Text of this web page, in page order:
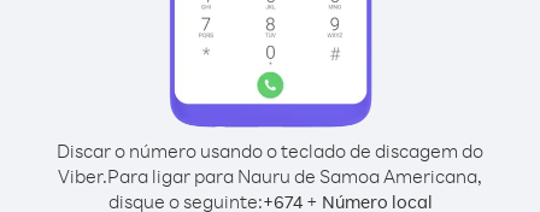
Discar o número usando o teclado de discagem do
Viber.Para ligar para Nauru de Samoa Americana,
disque o seguinte:+674+ Número local